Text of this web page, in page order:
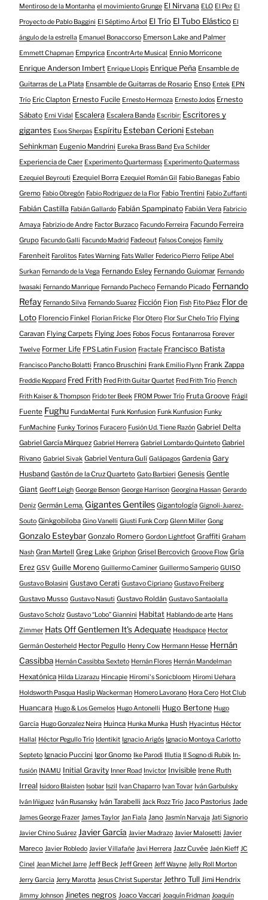
Mentiroso de la Montanha el movimiento Grunge El Nirvana ELO El Pez El
Proyecto de Pablo Baggini El Séptimo Árbol El Trío El Tubo Elástico El
ángulo de la estrella Emanuel Bonaccorso Emerson Lake and Palmer
Emmett Chapman Empyrica EncontrArte Musical Ennio Morricone
Enrique Anderson Imbert Enrique Llopis Enrique Peña Ensamble de
Guitarras de La Plata Ensamble de Guitarras de Rosario Enso Entek EPN
Trío Eric Clapton Ernesto Fucile Ernesto Hermoza Ernesto Jodos Ernesto
Sábato Erni Vidal Escalera Escalera Banda Escribir: Escritores y
gigantes Esos Sherpas Espíritu Esteban Cerioni Esteban
Sehinkman Eugenio Mandrini Eureka Brass Band Eva Schilder
Experiencia de Caer Experimento Quartermass Experimento Quatermass
Ezequiel Beyrouti Ezequiel Borra Ezequiel Román Gil Fabio Banegas Fabio
Gremo Fabio Obregón Fabio Rodriguez de la Flor Fabio Trentini Fabio Zuffanti
Fabián Castilla Fabián Gallardo Fabián Spampinato Fabián Vera Fabricio
Amaya Fabrizio de Andre Factor Burzaco Facundo Ferreira Facundo Ferreira
Grupo Facundo Galli Facundo Madrid Fadeout Falsos Conejos Family
Farenheit Farolitos Fates Warning Fats Waller Federico Pierro Felipe Abel
Surkan Fernando de la Vega Fernando Esley Fernando Guiomar Fernando
Iwasaki Fernando Manrique Fernando Pacheco Fernando Picado Fernando
Refay Fernando Silva Fernando Suarez Ficción Fion Fish Fito Páez Flor de
Loto Florencio Finkel Florian Fricke Flor Otero Flor Sur Chelo Trío Flying
Caravan Flying Carpets Flying Joes Fobos Focus Fontanarrosa Forever
Twelve Former Life FPS Latin Fusion Fractale Francisco Batista
Francisco Pancho Bolatti Franco Bruschini Frank Emilio Flynn Frank Zappa
Freddie Keppard Fred Frith Fred Frith Guitar Quartet Fred Frith Trio French
Frith Kaiser & Thompson Frido ter Beek FROM Power Trío Fruta Groove Frágil
Fuente Fughu FundaMental Funk Konfusion Funk Kunfusion Funky
FunMachine Funky Torinos Furacero Fusión Ud. Tiene Razón Gabriel Delta
Gabriel García Márquez Gabriel Herrera Gabriel Lombardo Quinteto Gabriel
Rivano Gabriel Sivak Gabriel Ventura Gulí Galápagos Gardenia Gary
Husband Gastón de la Cruz Quarteto Gato Barbieri Genesis Gentle
Giant Geoff Leigh George Benson George Harrison Georgina Hassan Gerardo
Deniz Germán Lema. Gigantes Gentiles Gigantología Gignoli-Juarez-
Souto Ginkgobiloba Gino Vanelli Giusti Funk Corp Glenn Miller Gong
Gonzalo Esteybar Gonzalo Romero Gordon Lightfoot Graffiti Graham
Nash Gran Martell Greg Lake Griphon Grisel Bercovich Groove Flow Gría
Erez GSV Guille Moreno Guillermo Caminer Guillermo Samperio GUISO
Gustavo Bolasini Gustavo Cerati Gustavo Cipriano Gustavo Freiberg
Gustavo Musso Gustavo Nasuti Gustavo Roldán Gustavo Santaolalla
Gustavo Scholz Gustavo “Lobo” Giannini Habitat Hablando de arte Hans
Zimmer Hats Off Gentlemen It's Adequate Headspace Hector
Germán Oesterheld Hector Pegullo Henry Cow Hermann Hesse Hernán
Cassibba Hernán Cassibba Sexteto Hernán Flores Hernán Mandelman
Hexatónica Hilda Lizarazu Hincapie Hiromi's Sonicbloom Hiromi Uehara
Holdsworth Pasqua Haslip Wackerman Homero Lavorano Hora Cero Hot Club
Huancara Hugo & Los Gemelos Hugo Antonelli Hugo Bertone Hugo
García Hugo Gonzalez Neira Huinca Hunka Munka Hush Hyacintus Héctor
Hallal Héctor Pegullo Trío Identikit Ignacio Arigós Ignacio Montoya Carlotto
Septeto Ignacio Puccini Igor Gnomo Ike Parodi Illutia Il Sogno di Rubik In-
fusión INAMU Initial Gravity Inner Road Invictor Invisible Irene Ruth
Irreal Isidoro Blaisten Isobar Iszil Ivan Chaparro Ivan Tovar Iván Garbulsky
Iván Iñiguez Iván Rusansky Iván Tarabelli Jack Rozz Trío Jaco Pastorius Jade
James George Frazer James Taylor Jan Fiala Jano Jasmín Narvaja Jati Signorio
Javier Chino Suárez Javier García Javier Madrazo Javier Malosetti Javier
Mareco Javier Robledo Javier Villafañe Javi Herrera Jazz Cuvée Jaén Kieff JC
Cinel Jean Michel Jarre Jeff Beck Jeff Green Jeff Wayne Jelly Roll Morton
Jerry Garcia Jerry Marotta Jesus Christ Superstar Jethro Tull Jimi Hendrix
Jimmy Johnson Jinetes negros Joaco Vaccari Joaquín Fridman Joaquín